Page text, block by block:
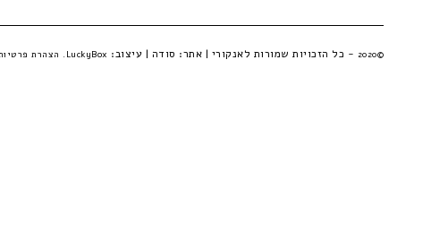
©2020 - כל הזכויות שמורות לאנקורי | אתר: סודה | עיצוב: LuckyBox. הצהרת פרטיות